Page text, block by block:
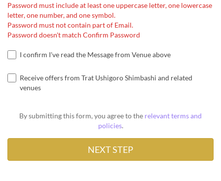
Password must include at least one uppercase letter, one lowercase
letter, one number, and one symbol.
Password must not contain part of Email.
Password doesn't match Confirm Password
I confirm I've read the Message from Venue above
Receive offers from Trat Ushigoro Shimbashi and related
venues
By submitting this form, you agree to the relevant terms and
policies.